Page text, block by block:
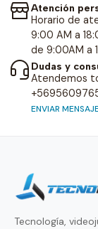
Atención
Horario de
9:00 AM a
de 9:00AM a
Dudas y
Atendemos
ENVIAR
Tecnología,